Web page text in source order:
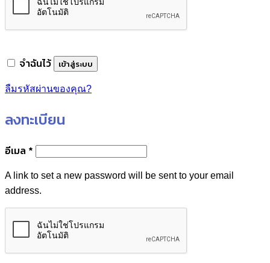
จำฉันไว้ เข้าสู่ระบบ
ลืมรหัสผ่านของคุณ?
ลงทะเบียน
อีเมล * ต้องการ
A link to set a new password will be sent to your email
address.